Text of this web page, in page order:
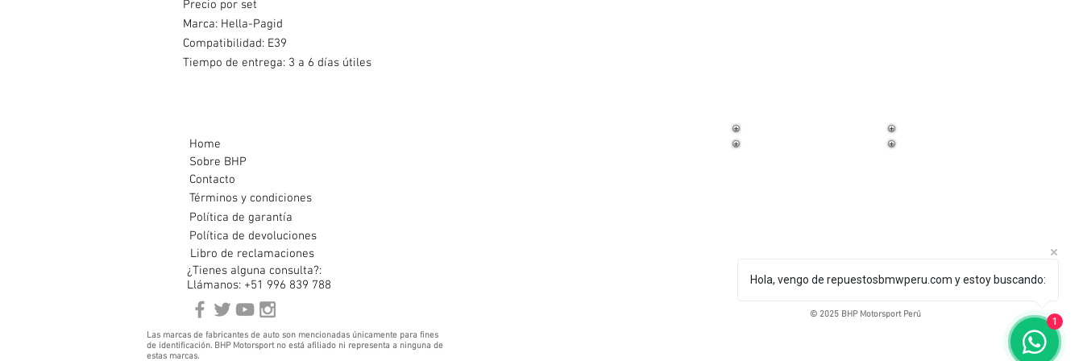
Precio por set
Marca: Hella-Pagid
Compatibilidad: E39
Tiempo de entrega: 3 a 6 días útiles
Home
Sobre BHP
Contacto
Términos y condiciones
Política de garantía
Política de devoluciones
Libro de reclamaciones
¿Tienes alguna consulta?:
Llámanos: +51 996 839 788
© 2025 BHP Motorsport Perú
Las marcas de fabricantes de auto son mencionadas únicamente para fines
de identificación. BHP Motorsport no está afiliado ni representa a ninguna de
estas marcas.
Hola, vengo de repuestosbmwperu.com y estoy buscando:
1